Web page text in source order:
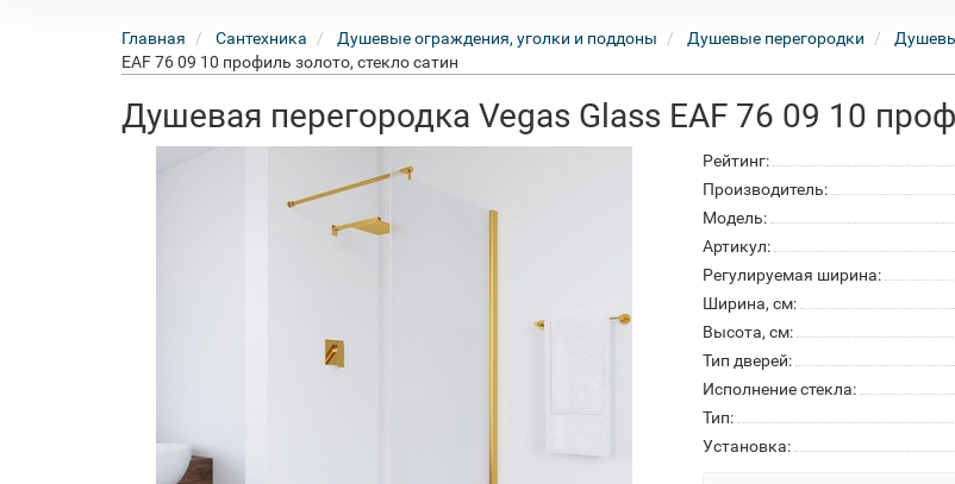
Главная Сантехника Душевые ограждения, уголки и поддоны Душевые перегородки
EAF 76 09 10 профиль золото, стекло сатин
Душевая перегородка Vegas Glass EAF 76 09 10
Рейтинг:
Производитель:
Модель:
Артикул:
Регулируемая ширина:
Ширина, см:
Высота, см:
Тип дверей:
Исполнение стекла:
Тип:
Установка: